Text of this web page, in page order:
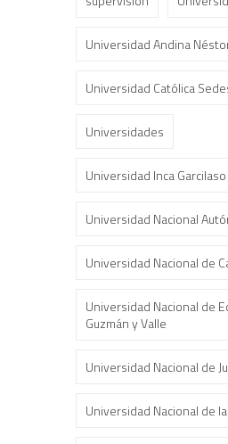
Universidad Andina
Universidad Católica
Universidades
Universidad Inca
Universidad Nacional
Universidad Nacional de
Universidad Nacional de
Guzmán y Valle
Universidad Nacional de
Universidad Nacional de